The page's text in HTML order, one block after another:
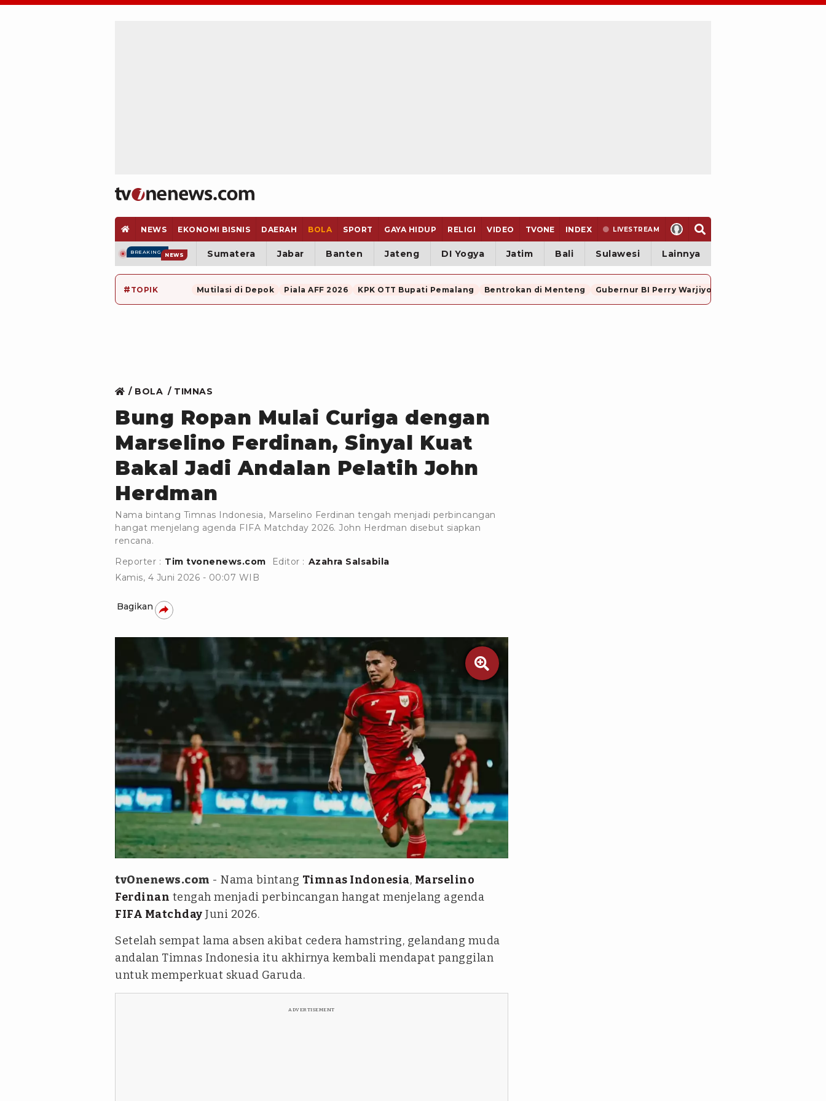
NEWS EKONOMI BISNIS DAERAH BOLA SPORT GAYA HIDUP RELIGI VIDEO TVONE INDEX LIVESTREAM
BREAKING NEWS Sumatera Jabar Banten Jateng DI Yogya Jatim Bali Sulawesi Lainnya
# TOPIK Mutilasi di Depok Piala AFF 2026 KPK OTT Bupati Pemalang Bentrokan di Menteng Gubernur BI Perry Warjiyo Mundur
BOLA TIMNAS
Bung Ropan Mulai Curiga dengan
Marselino Ferdinan, Sinyal Kuat
Bakal Jadi Andalan Pelatih John
Herdman
Nama bintang Timnas Indonesia, Marselino Ferdinan tengah menjadi perbincangan
hangat menjelang agenda FIFA Matchday 2026. John Herdman disebut siapkan
rencana.
Reporter : Tim tvonenews.com Editor : Azahra Salsabila
Kamis, 4 Juni 2026 - 00:07 WIB
Bagikan

Instagram/marselinoferdinan10
tvOnenews.com - Nama bintang Timnas Indonesia, Marselino
Ferdinan tengah menjadi perbincangan hangat menjelang agenda
FIFA Matchday Juni 2026.
Setelah sempat lama absen akibat cedera hamstring, gelandang muda
andalan Timnas Indonesia itu akhirnya kembali mendapat panggilan
untuk memperkuat skuad Garuda.
ADVERTISEMENT